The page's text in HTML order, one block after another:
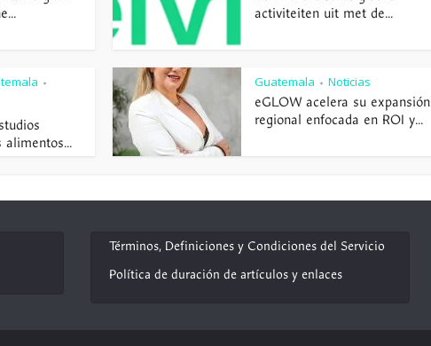
activiteiten uit met de...
•
alimentos...
Guatemala • Noticias
eGLOW acelera su expansión
regional enfocada en ROI y...
Términos, Definiciones y Condiciones del Servicio
Política de duración de artículos y enlaces